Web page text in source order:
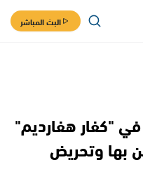
البث المباشر
"كفار هفارديم"
بها وتحريض